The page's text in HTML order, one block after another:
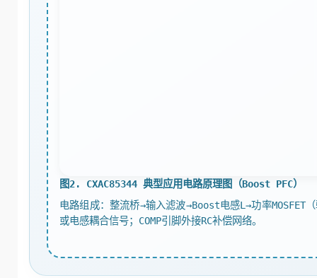
图2. CXAC85344 典型应用电路原理图（Boost PFC）
电路组成：整流桥→输入滤波→Boost电感L→功率MOSFET
或电感耦合信号；COMP引脚外接RC补偿网络。